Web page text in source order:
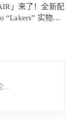
」来了！全新配
“Lakers” 实物首